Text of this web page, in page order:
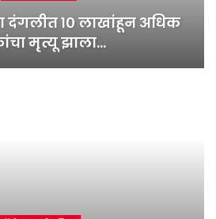
दंगलीत १० लाखांहून अधिक
मृत्यू झाला…